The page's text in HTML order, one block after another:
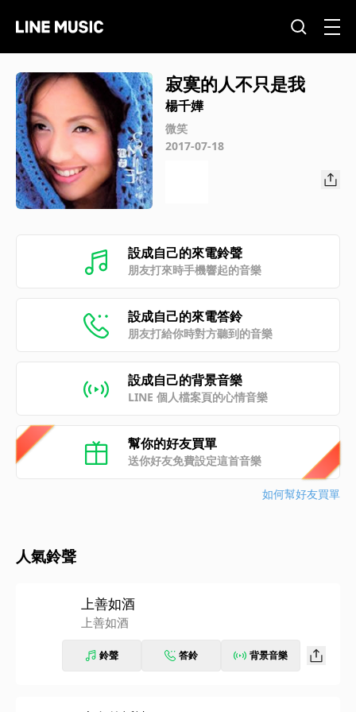
寂寞的人不只是我
楊千嬅
微笑
2017-07-18
設成自己的來電鈴聲
朋友打來時手機響起的音樂
設成自己的來電答鈴
朋友打給你時對方聽到的音樂
設成自己的背景音樂
LINE 個人檔案頁的心情音樂
幫你的好友買單
送你好友免費設定這首音樂
如何幫好友買單
人氣鈴聲
上善如酒
上善如酒
鈴聲 答鈴 背景音樂